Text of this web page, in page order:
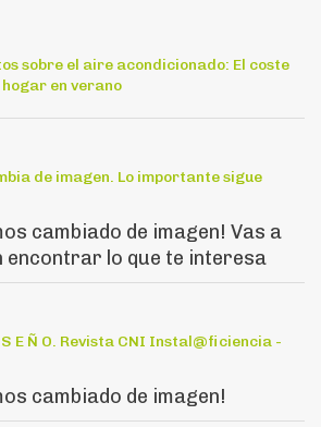
sobre el aire acondicionado: El coste
en verano
de imagen. Lo importante sigue
cambiado de imagen! Vas a
encontrar lo que te interesa
S E Ñ O. Revista CNI Instal@ficiencia -
cambiado de imagen!